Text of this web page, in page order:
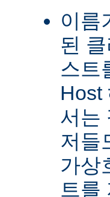
이름
된
스트
Host
서는
저들
가상
트를